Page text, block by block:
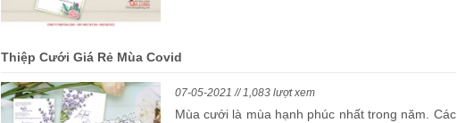
Thiệp Cưới Giá Rẻ Mùa Covid
07-05-2021 // 1,083 lượt xem
Mùa cưới là mùa hạnh phúc nhất trong năm. Các